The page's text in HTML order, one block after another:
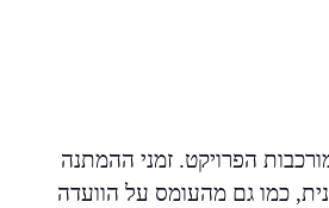
הפרויקט. זמני ההמתנה
כמו גם מהעומס על הוועדה